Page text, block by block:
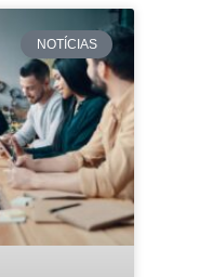
NOTÍCIAS